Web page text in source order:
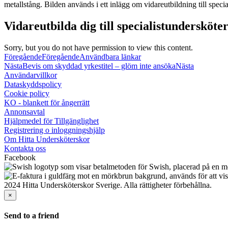
Vidareutbilda dig till
Sorry, but you do not have permission to view this content.
FöregåendeFöregåendeAnvändbara länkar
NästaBevis om skyddad yrkestitel – glöm inte ansökaNästa
Användarvillkor
Dataskyddspolicy
Cookie policy
KO - blankett för ångerrätt
Annonsavtal
Hjälpmedel för Tillgänglighet
Registrering o inloggningshjälp
Om Hitta Undersköterskor
Kontakta oss
Facebook
2024 Hitta Undersköterskor Sverige. Alla rättigheter förbehållna.
×
Send to a friend